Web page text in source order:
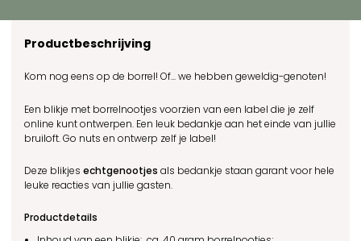
Productbeschrijving
Kom nog eens op de borrel! Of... we hebben geweldig-genoten!
Een blikje met borrelnootjes voorzien van een label die je zelf
online kunt ontwerpen. Een leuk bedankje aan het einde van jullie
bruiloft. Go nuts en ontwerp zelf je label!
Deze blikjesechtgenootjes als bedankje staan garant voor hele
leuke reacties van jullie gasten.
Productdetails